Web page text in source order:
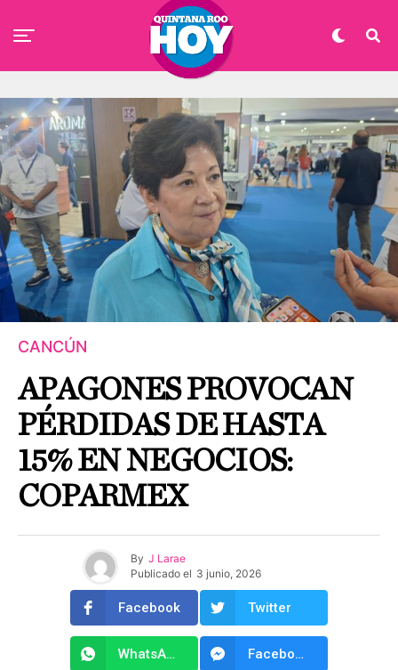
CANCÚN
APAGONES PROVOCAN
PÉRDIDAS DE HASTA
15% EN NEGOCIOS:
COPARMEX
By J Larae
Publicado el 3 junio, 2026
Facebook Twitter
WhatsApp Facebook Messenger